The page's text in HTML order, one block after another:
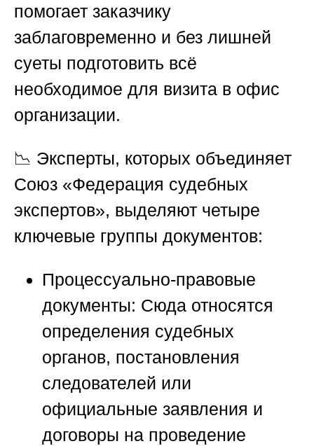
помогает заказчику
заблаговременно и без лишней
суеты подготовить всё
необходимое для визита в офис
организации.
📉 Эксперты, которых объединяет
Союз «Федерация судебных
экспертов», выделяют четыре
ключевые группы документов:
Процессуально-правовые
документы: Сюда относятся
определения судебных
органов, постановления
следователей или
официальные заявления и
договоры на проведение